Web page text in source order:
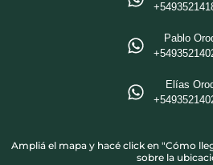
Pablo
Elías
Ampliá el mapa y hacé click en "Cómo
sobre la